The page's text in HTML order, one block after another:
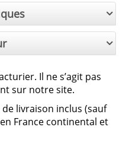
Il ne s’agit pas
sur notre site.
livraison inclus (sauf
France continental et